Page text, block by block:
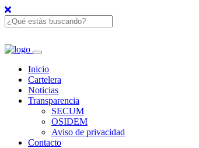
Inicio
Cartelera
Noticias
Transparencia
SECUM
OSIDEM
Aviso de privacidad
Contacto